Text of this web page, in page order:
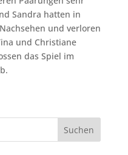
Sandra hatten in
und verloren
und Christiane
das Spiel im